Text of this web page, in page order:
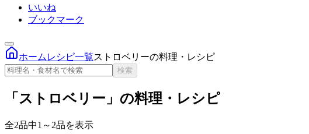
いいね
ブックマーク
ホーム レシピ一覧ストロベリーの料理・レシピ
検索
「ストロベリー」の料理・レシピ
全2品中1～2品を表示